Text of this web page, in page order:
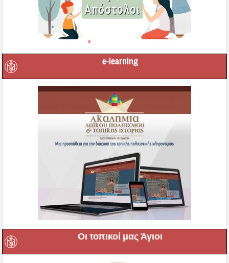
e-learning
Οι τοπικοί μας Άγιοι